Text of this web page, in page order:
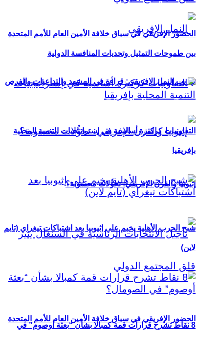
تهريب النمل الإفريقي: قراءة في المشهد والتداعيات والفرص
إثيوبيا والقرن الإفريقي: تحوُّلات محسوبة؟
الحضور الإفريقي في سباق خلافة الأمين العام للأمم المتحدة
الحضور الإفريقي في سباق خلافة الأمين العام للأمم المتحدة
بين طموحات التمثيل وتحديات المنافسة الدولية
التعاونيات كركيزة أساسية في إستراتيجيات التنمية المحلية
بإفريقيا
شبح الحرب الأهلية يخيم على إثيوبيا بعد اشتباكات تيغراي (تايم
لاين)
8 نقاط تشرح قرارات قمة كمبالا بشأن “بعثة أوصوم” في